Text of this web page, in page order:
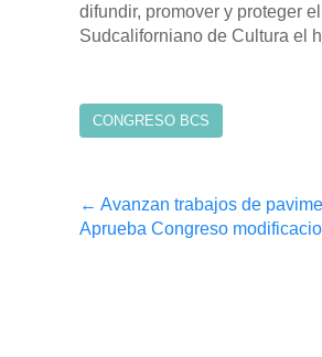
difundir, promover y proteger
Sudcaliforniano de Cultura el
CONGRESO BCS
Post
navigation
← Avanzan trabajos de
Aprueba Congreso